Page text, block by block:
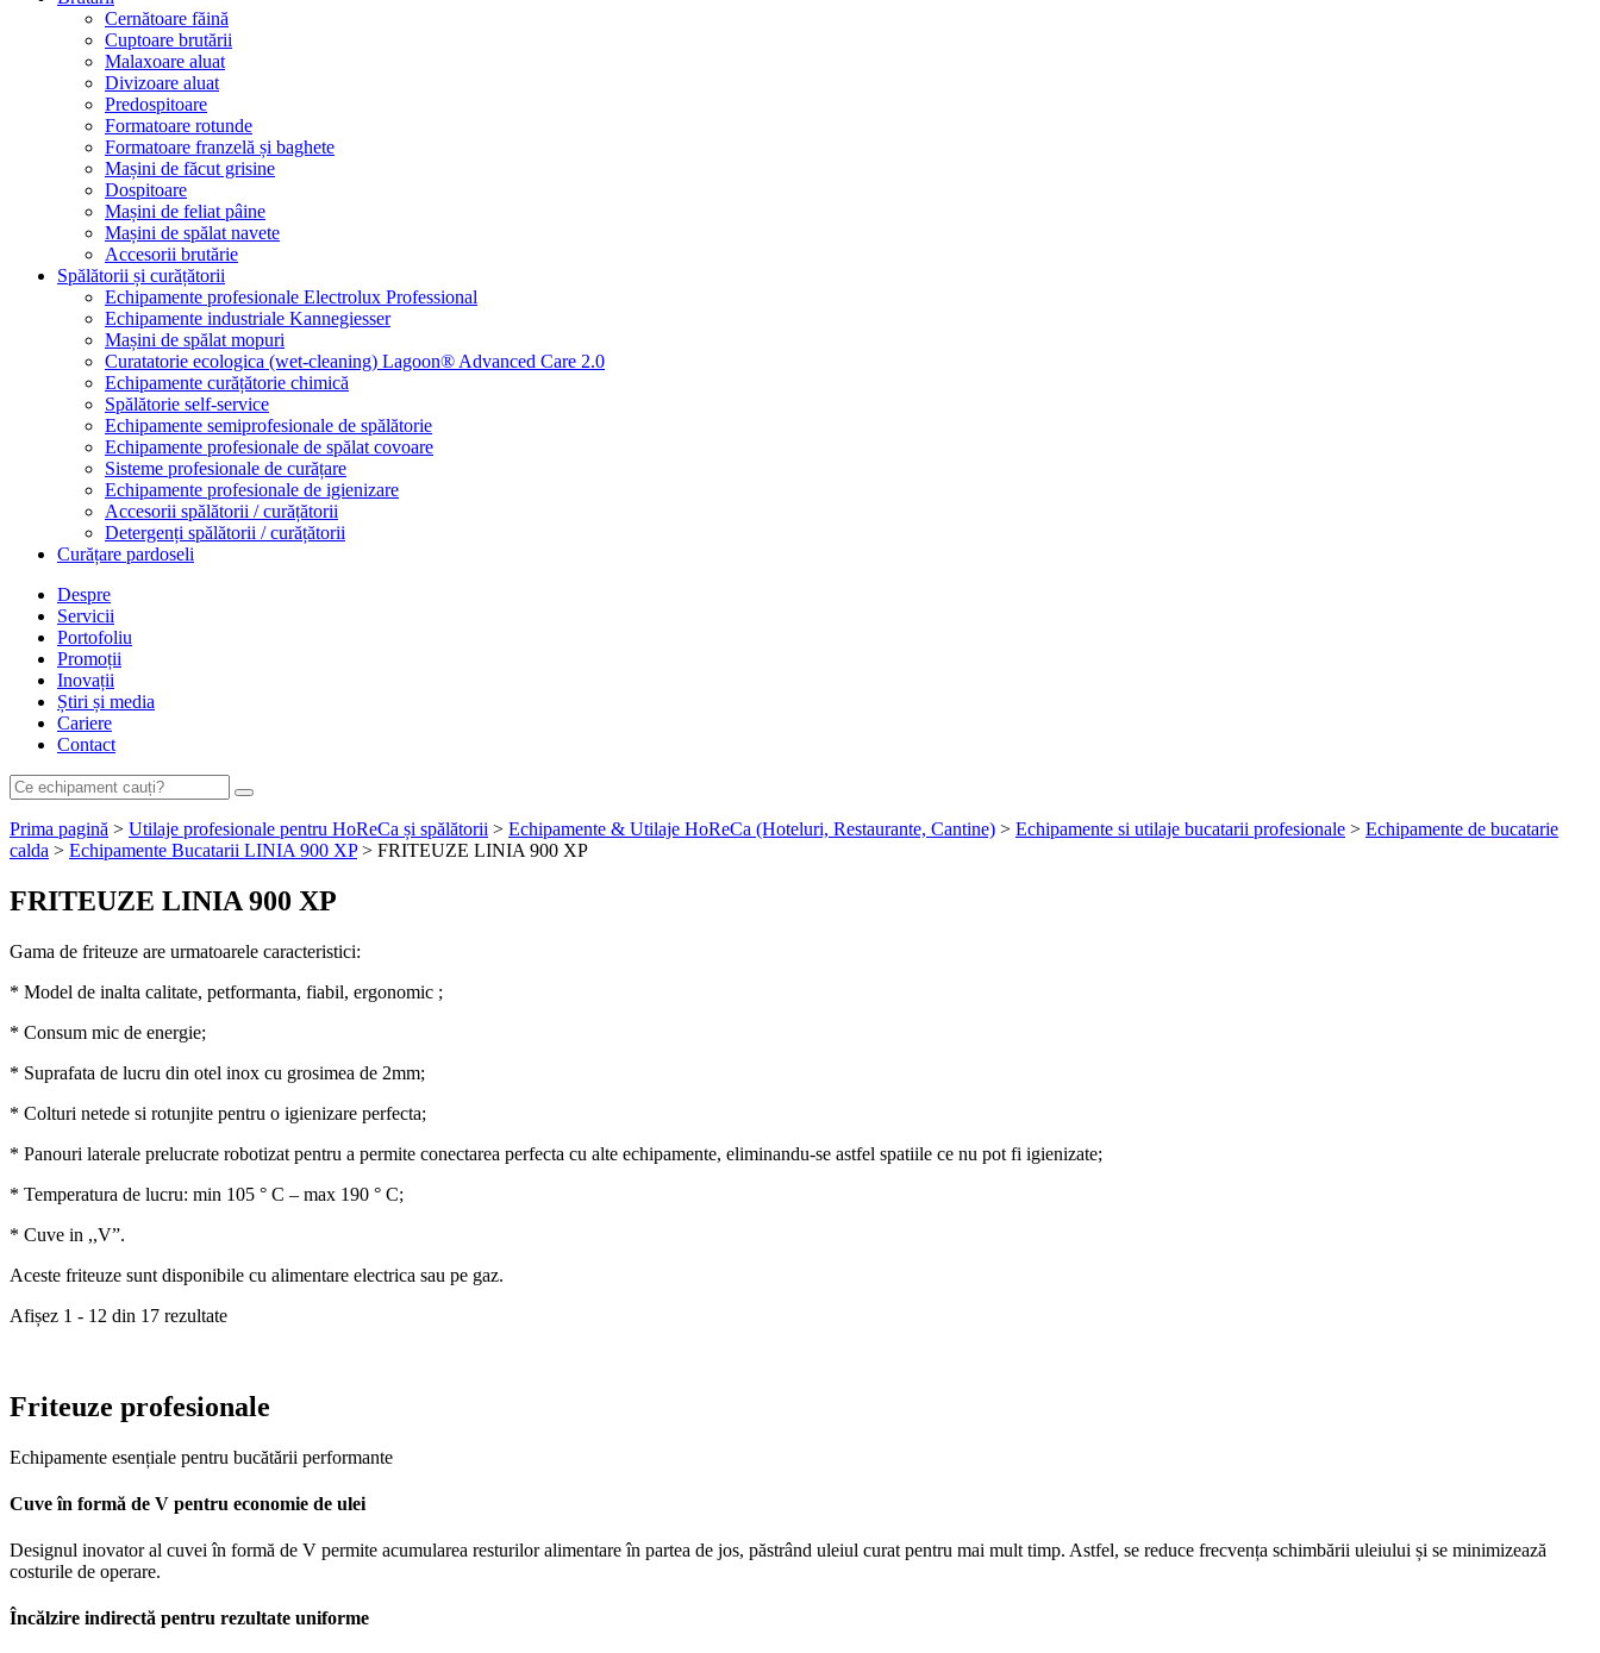
Cernătoare făină
Cuptoare brutării
Malaxoare aluat
Divizoare aluat
Predospitoare
Formatoare rotunde
Formatoare franzelă și baghete
Mașini de făcut grisine
Dospitoare
Mașini de feliat pâine
Mașini de spălat navete
Accesorii brutărie
Spălătorii și curățătorii
Echipamente profesionale Electrolux Professional
Echipamente industriale Kannegiesser
Mașini de spălat mopuri
Curatatorie ecologica (wet-cleaning) Lagoon® Advanced Care 2.0
Echipamente curățătorie chimică
Spălătorie self-service
Echipamente semiprofesionale de spălătorie
Echipamente profesionale de spălat covoare
Sisteme profesionale de curățare
Echipamente profesionale de igienizare
Accesorii spălătorii / curățătorii
Detergenți spălătorii / curățătorii
Curățare pardoseli
Despre
Servicii
Portofoliu
Promoții
Inovații
Știri și media
Cariere
Contact
Prima pagină > Utilaje profesionale pentru HoReCa și spălătorii > Echipamente & Utilaje HoReCa (Hoteluri, Restaurante, Cantine) > Echipamente si utilaje bucatarii profesionale > Echipamente de bucatarie
calda > Echipamente Bucatarii LINIA 900 XP> FRITEUZE LINIA 900 XP
FRITEUZE LINIA 900 XP
Gama de friteuze are urmatoarele caracteristici:
* Model de inalta calitate, petformanta, fiabil, ergonomic ;
* Consum mic de energie;
* Suprafata de lucru din otel inox cu grosimea de 2mm;
* Colturi netede si rotunjite pentru o igienizare perfecta;
* Panouri laterale prelucrate robotizat pentru a permite conectarea perfecta cu alte echipamente, eliminandu-se astfel spatiile ce nu pot fi igienizate;
* Temperatura de lucru: min 105 ° C – max 190 ° C;
* Cuve in ,,V”.
Aceste friteuze sunt disponibile cu alimentare electrica sau pe gaz.
Afișez 1 - 12 din 17 rezultate
Friteuze profesionale
Echipamente esențiale pentru bucătării performante
Cuve în formă de V pentru economie de ulei
Designul inovator al cuvei în formă de V permite acumularea resturilor alimentare în partea de jos, păstrând uleiul curat pentru mai mult timp. Astfel, se reduce frecvența schimbării uleiului și se minimizează
costurile de operare.
Încălzire indirectă pentru rezultate uniforme